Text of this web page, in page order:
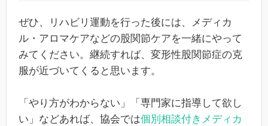
ぜひ、リハビリ運動を行った後には、メディカ
ル・アロマケアなどの股関節ケアを一緒にやって
みてください。継続すれば、変形性股関節症の克
服が近づいてくると思います。
「やり方がわからない」「専門家に指導して欲し
い」などあれば、協会では個別相談付きメディカ